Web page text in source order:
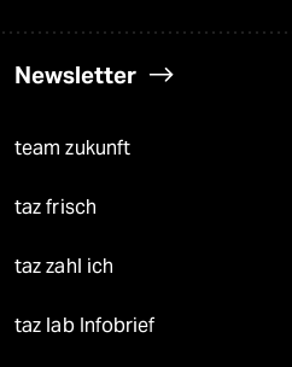
Newsletter
team zukunft
taz frisch
taz zahl ich
taz lab Infobrief